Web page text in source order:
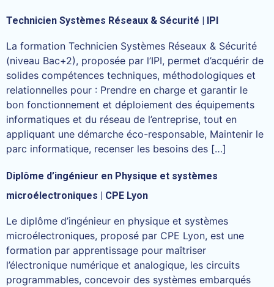
Technicien Systèmes Réseaux & Sécurité | IPI
La formation Technicien Systèmes Réseaux & Sécurité
(niveau Bac+2), proposée par l’IPI, permet d’acquérir de
solides compétences techniques, méthodologiques et
relationnelles pour : Prendre en charge et garantir le
bon fonctionnement et déploiement des équipements
informatiques et du réseau de l’entreprise, tout en
appliquant une démarche éco-responsable, Maintenir le
parc informatique, recenser les besoins des […]
Diplôme d’ingénieur en Physique et systèmes
microélectroniques | CPE Lyon
Le diplôme d’ingénieur en physique et systèmes
microélectroniques, proposé par CPE Lyon, est une
formation par apprentissage pour maîtriser
l’électronique numérique et analogique, les circuits
programmables, concevoir des systèmes embarqués